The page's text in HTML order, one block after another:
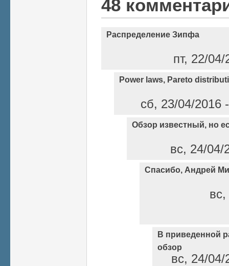
48
Распределение Зипфа
пт, 22/
Power laws, Pareto
сб, 23/04/
Обзор известный, но
вс, 24/
Спасибо, Андрей
В приведенной
обзор
вс, 24/